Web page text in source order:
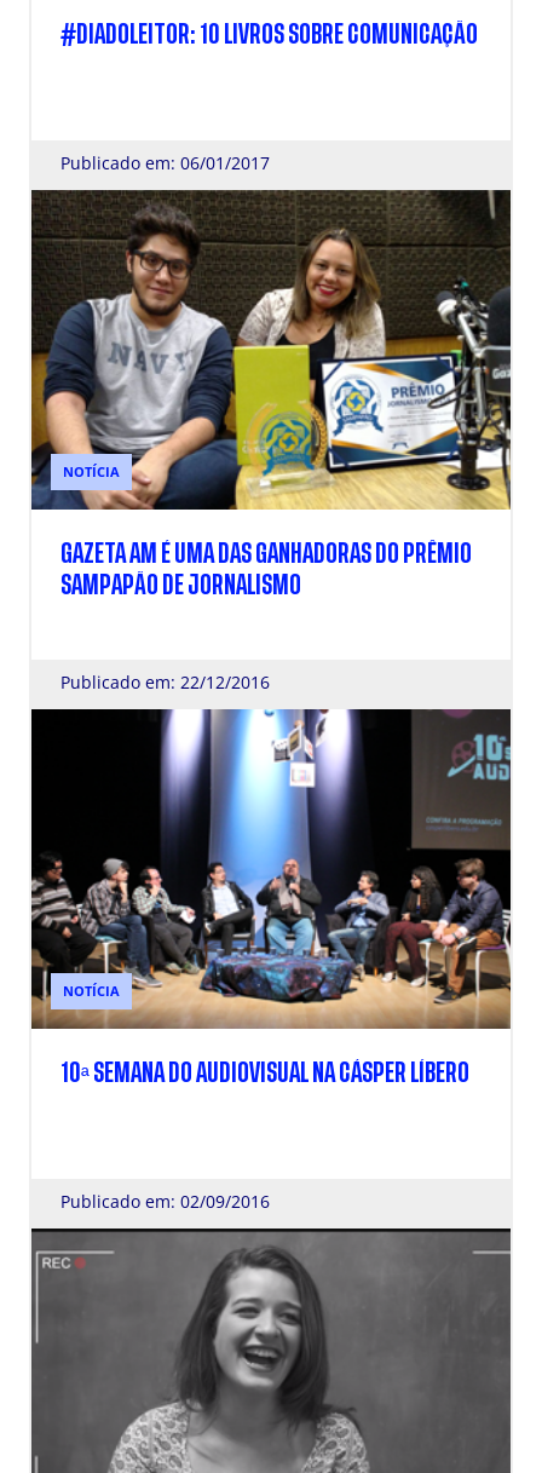
#DIADOLEITOR: 10 LIVROS SOBRE COMUNICAÇÃO
Publicado em: 06/01/2017
NOTÍCIA
GAZETA AM É UMA DAS GANHADORAS DO PRÊMIO
SAMPAPÃO DE JORNALISMO
Publicado em: 22/12/2016
NOTÍCIA
10ª SEMANA DO AUDIOVISUAL NA CÁSPER LÍBERO
Publicado em: 02/09/2016